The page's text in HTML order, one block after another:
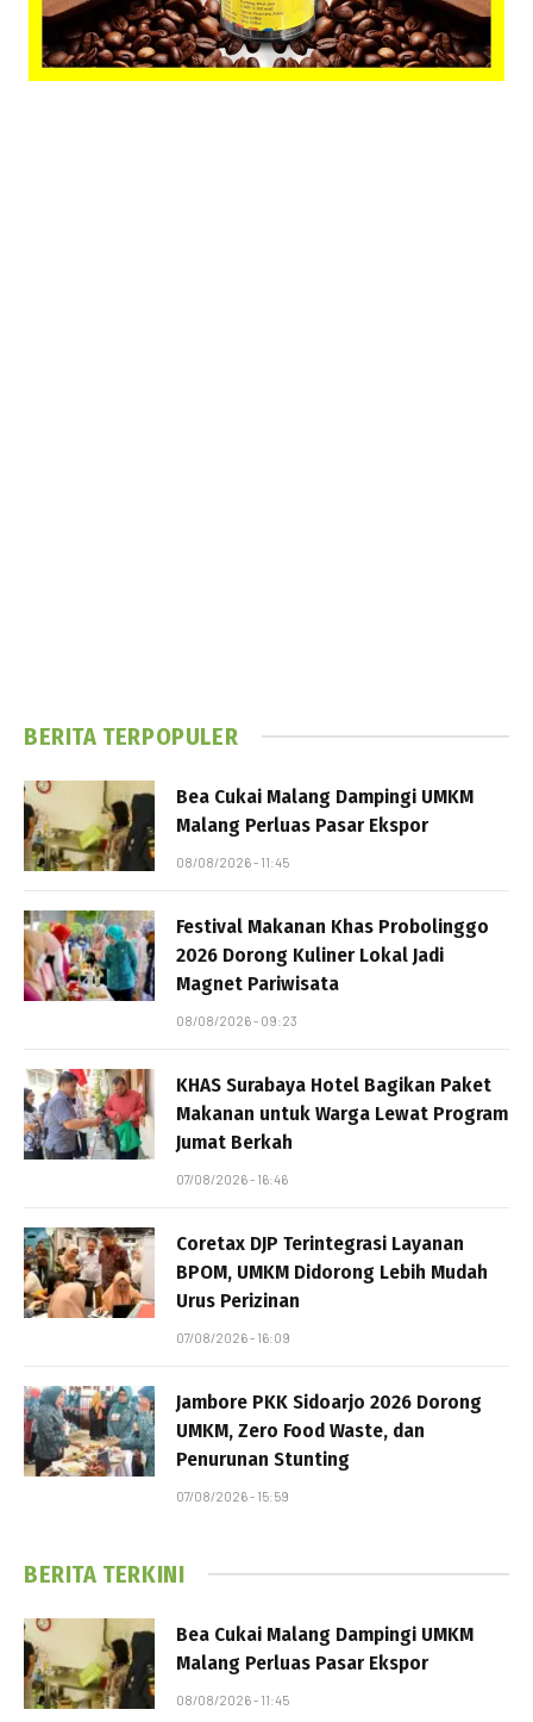
BERITA TERPOPULER
Bea Cukai Malang Dampingi UMKM
Malang Perluas Pasar Ekspor
08/08/2026 - 11:45
Festival Makanan Khas Probolinggo
2026 Dorong Kuliner Lokal Jadi
Magnet Pariwisata
08/08/2026 - 09:23
KHAS Surabaya Hotel Bagikan Paket
Makanan untuk Warga Lewat Program
Jumat Berkah
07/08/2026 - 16:46
Coretax DJP Terintegrasi Layanan
BPOM, UMKM Didorong Lebih Mudah
Urus Perizinan
07/08/2026 - 16:09
Jambore PKK Sidoarjo 2026 Dorong
UMKM, Zero Food Waste, dan
Penurunan Stunting
07/08/2026 - 15:59
BERITA TERKINI
Bea Cukai Malang Dampingi UMKM
Malang Perluas Pasar Ekspor
08/08/2026 - 11:45